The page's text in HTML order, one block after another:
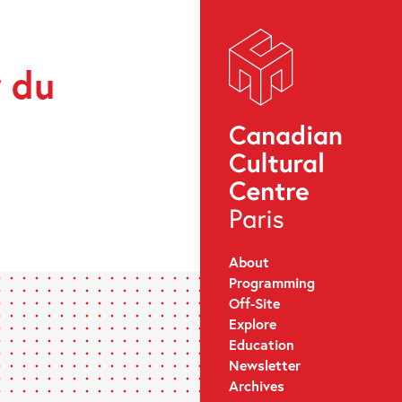
About
Programming
Off-Site
Explore
Education
Newsletter
Archives